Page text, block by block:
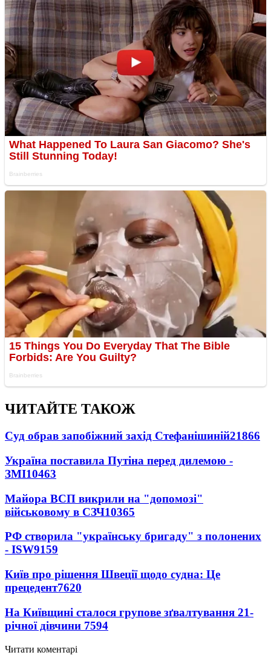
ЧИТАЙТЕ ТАКОЖ
Суд обрав запобіжний захід Стефанішиній21866
Україна поставила Путіна перед дилемою -
ЗМІ10463
Майора ВСП викрили на "допомозі"
військовому в СЗЧ10365
РФ створила "українську бригаду" з полонених
- ISW9159
Київ про рішення Швеції щодо судна: Це
прецедент7620
На Київщині сталося групове зґвалтування 21-
річної дівчини 7594
Читати коментарі